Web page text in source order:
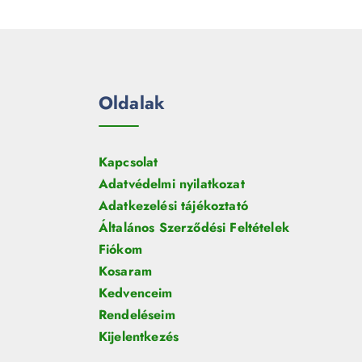
Oldalak
Kapcsolat
Adatvédelmi nyilatkozat
Adatkezelési tájékoztató
Általános Szerződési Feltételek
Fiókom
Kosaram
Kedvenceim
Rendeléseim
Kijelentkezés